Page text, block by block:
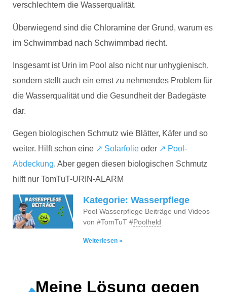
verschlechtern die Wasserqualität.
Überwiegend sind die Chloramine der Grund, warum es
im Schwimmbad nach Schwimmbad riecht.
Insgesamt ist Urin im Pool also nicht nur unhygienisch,
sondern stellt auch ein ernst zu nehmendes Problem für
die Wasserqualität und die Gesundheit der Badegäste
dar.
Gegen biologischen Schmutz wie Blätter, Käfer und so
weiter. Hilft schon eine ↗ Solarfolie oder ↗ Pool-
Abdeckung. Aber gegen diesen biologischen Schmutz
hilft nur TomTuT-URIN-ALARM
Kategorie: Wasserpflege
Pool Wasserpflege Beiträge und Videos
von #TomTuT #Poolheld
Weiterlesen »
Meine Lösung gegen